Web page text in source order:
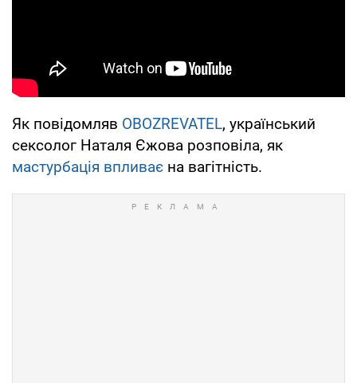
Як повідомляв OBOZREVATEL, український
сексолог Наталя Єжова розповіла, як
мастурбація впливає на вагітність.